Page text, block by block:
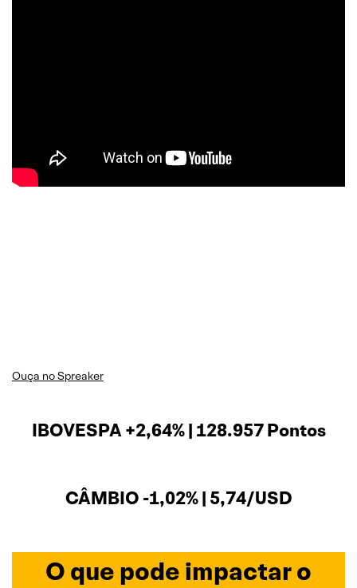
Ouça no Spreaker
IBOVESPA +2,64% | 128.957 Pontos
CÂMBIO -1,02% | 5,74/USD
O que pode impactar o